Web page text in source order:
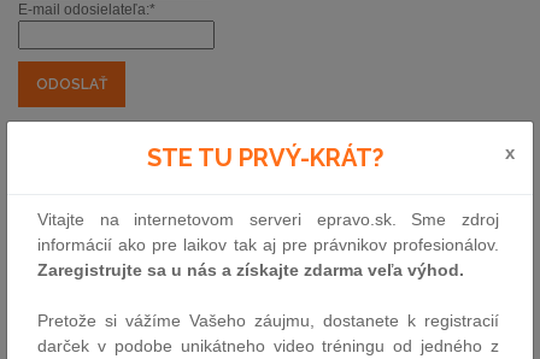
E-mail odosielateľa:*
Oznámenie Ministerstva hospodárstva
obranného priemyslu
Zbierka:109/2026|
29.5.2026
Externý odkaz predpisu
STE TU PRVÝ-KRÁT? x
Vitajte na internetovom serveri epravo.sk. Sme zdroj
informácií ako pre laikov tak aj pre právnikov profesionálov.
Zaregistrujte sa u nás a získajte zdarma veľa výhod.
Pretože si vážíme Vašeho záujmu, dostanete k registracií
darček v podobe unikátneho video tréningu od jedného z